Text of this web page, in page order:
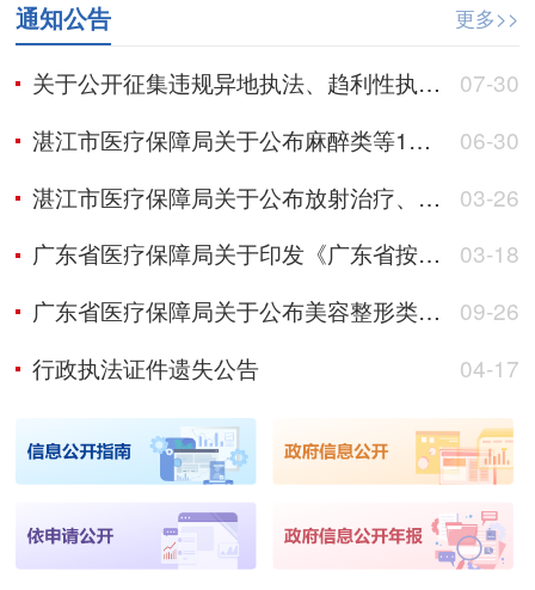
通知公告 更多>>
关于公开征集违规异地执法、趋利性执法以及乱收费、乱罚款、乱检查、乱查封等突出问题线索的公告
07-30
湛江市医疗保障局关于公布麻醉类等11批医疗服务项目价格的通知
06-30
湛江市医疗保障局关于公布放射治疗、心血管系统、妇科、器官移植和综合诊查类 医疗服务项目价格的通知
03-26
广东省医疗保障局关于印发《广东省按病种付费医疗保障经办管理规程》的通知
03-18
广东省医疗保障局关于公布美容整形类和脑机接口等医疗服务价格项目的通知
09-26
行政执法证件遗失公告
04-17